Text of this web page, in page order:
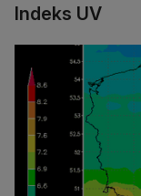
Indeks UV